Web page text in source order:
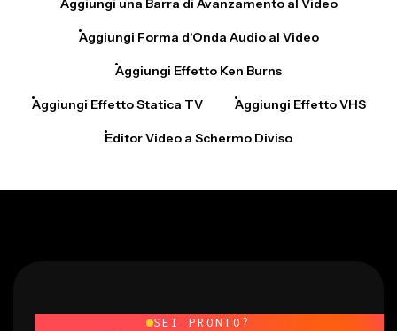
Aggiungi una Barra di Avanzamento al Video
Aggiungi Forma d'Onda Audio al Video
Aggiungi Effetto Ken Burns
Aggiungi Effetto Statica TV Aggiungi Effetto VHS
Editor Video a Schermo Diviso
SEI PRONTO?